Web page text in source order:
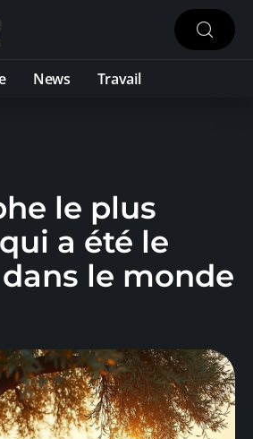
News Travail
le plus
a été le
le monde